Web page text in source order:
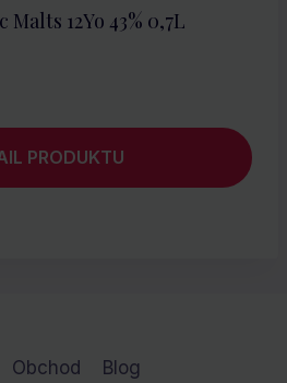
12Yo 43% 0,7L
PRODUKTU
Obchod Blog